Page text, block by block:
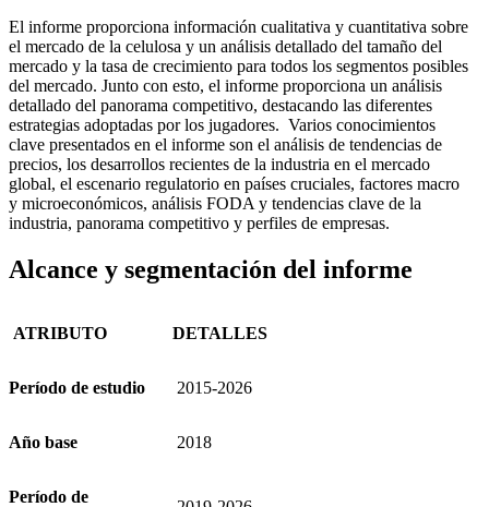
El informe proporciona información cualitativa y cuantitativa sobre
el mercado de la celulosa y un análisis detallado del tamaño del
mercado y la tasa de crecimiento para todos los segmentos posibles
del mercado. Junto con esto, el informe proporciona un análisis
detallado del panorama competitivo, destacando las diferentes
estrategias adoptadas por los jugadores. Varios conocimientos
clave presentados en el informe son el análisis de tendencias de
precios, los desarrollos recientes de la industria en el mercado
global, el escenario regulatorio en países cruciales, factores macro
y microeconómicos, análisis FODA y tendencias clave de la
industria, panorama competitivo y perfiles de empresas.
Alcance y segmentación del informe
ATRIBUTO DETALLES
Período de estudio 2015-2026
Año base 2018
Período de